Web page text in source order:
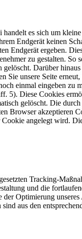
es sich um
Endgerät keinen
Endgerät ergeben.
zu gestalten. So
gelöscht. Darüber
Sie unsere Seite
einmal eingeben
5). Diese Cookies
gelöscht. Die
Browser akzeptieren
angelegt wird.
Tracking-
und die
der Optimierung
aus den